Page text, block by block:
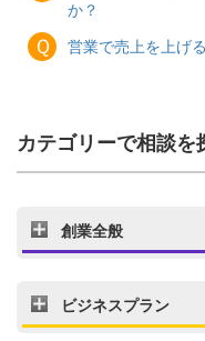
か？
Ｑ 営業で売上を上げ
カテゴリーで相談を
創業全般
ビジネスプラン